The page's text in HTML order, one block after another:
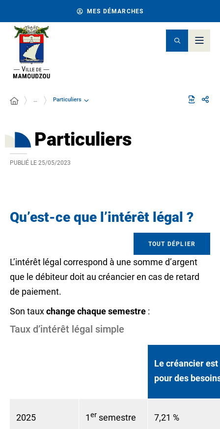
MES DÉMARCHES
… Particuliers
Particuliers
PUBLIÉ LE 25/05/2023
Qu’est-ce que l’intérêt légal ?
TOUT DÉPLIER
L’intérêt légal correspond à une somme d’argent
que le débiteurdoit au créancieren cas de retard
de paiement.
Son tauxchange chaque semestre :
Taux d’intérêt légal simple
Le créancier
pour des
2025 1er semestre 7,21 %